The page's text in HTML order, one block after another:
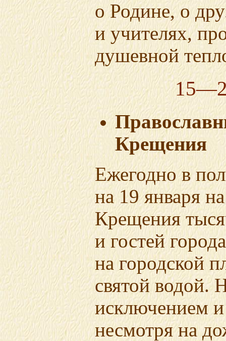
о Родине, о
и учителях,
душевной
Крещения
Ежегодно в
на 19 января
Крещения
и гостей
на городской
святой водой.
исключением и
несмотря на